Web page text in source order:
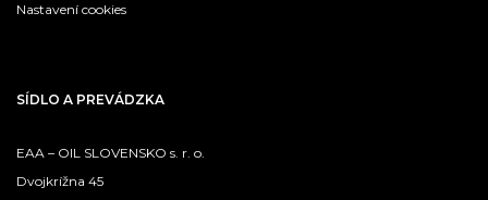
Nastavení cookies
SÍDLO A PREVÁDZKA
EAA – OIL SLOVENSKO s. r. o.
Dvojkrížna 45